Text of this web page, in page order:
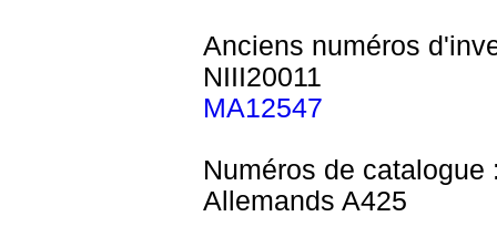
Anciens numéros
NIII20011
MA12547
Numéros de catalogue
Allemands A425